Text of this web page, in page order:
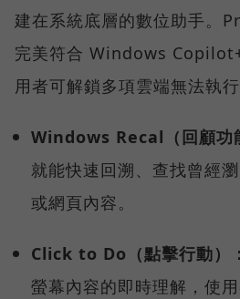
建在系統底層的數位助手。
完美符合 Windows
用者可解鎖多項雲端無法執
Windows Recal（回顧功
就能快速回溯、查找曾經
或網頁內容。
Click to Do（點擊行動）：
螢幕內容的即時理解，使